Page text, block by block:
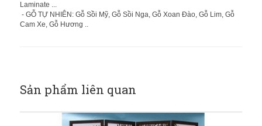
Laminate ...
- GỖ TỰ NHIÊN: Gỗ Sồi Mỹ, Gỗ Sồi Nga, Gỗ Xoan Đào, Gỗ Lim, Gỗ
Cam Xe, Gỗ Hương ..
Sản phẩm liên quan